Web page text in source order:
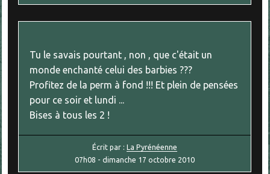
Tu le savais pourtant , non , que c'était un
monde enchanté celui des barbies ???
Profitez de la perm à fond !!! Et plein de pensées
pour ce soir et lundi ...
Bises à tous les 2 !
Écrit par :La Pyrénéenne
07h08 -dimanche 17 octobre 2010